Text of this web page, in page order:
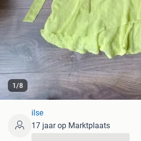
1/8
ilse
17 jaar op Marktplaats